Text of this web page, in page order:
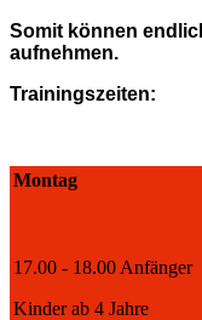
Somit können
aufnehmen.
Trainingszeiten:
Montag
17.00 - 18.00 Anfänger
Kinder ab 4 Jahre